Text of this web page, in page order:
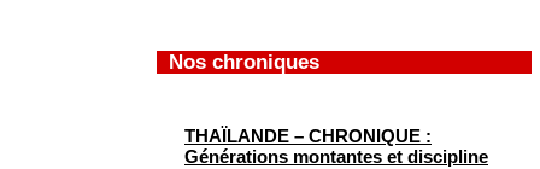
Nos chroniques
THAÏLANDE – CHRONIQUE :
Générations montantes et discipline